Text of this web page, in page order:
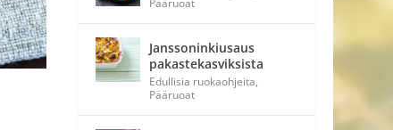
Pääruoat
Janssoninkiusaus
pakastekasviksista
Edullisia ruokaohjeita,
Pääruoat